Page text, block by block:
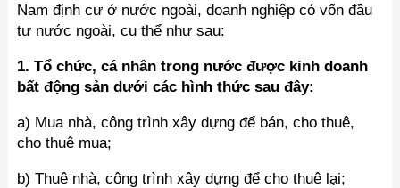
Nam định cư ở nước ngoài, doanh nghiệp có vốn đầu
tư nước ngoài, cụ thể như sau:
1. Tổ chức, cá nhân trong nước được kinh doanh
bất động sản dưới các hình thức sau đây:
a) Mua nhà, công trình xây dựng để bán, cho thuê,
cho thuê mua;
b) Thuê nhà, công trình xây dựng để cho thuê lại;